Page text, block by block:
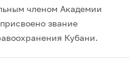
членом Академии
звание
Кубани.